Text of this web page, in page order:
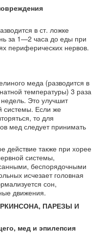
в ст. ложке
за 1—2 часа до еды при
периферических нервов.
меда (разводится в
температуры) 3 раза
Это улучшит
системы. Если же
то для
мед следует принимать
действие также при хорее
системы,
беспорядочными
исчезает головная
сон,
движения.
ПАРЕЗЫ И
мед и эпилепсия